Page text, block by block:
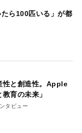
たら100匹いる」が都
性と創造性。Apple
育の未来」
タビュー